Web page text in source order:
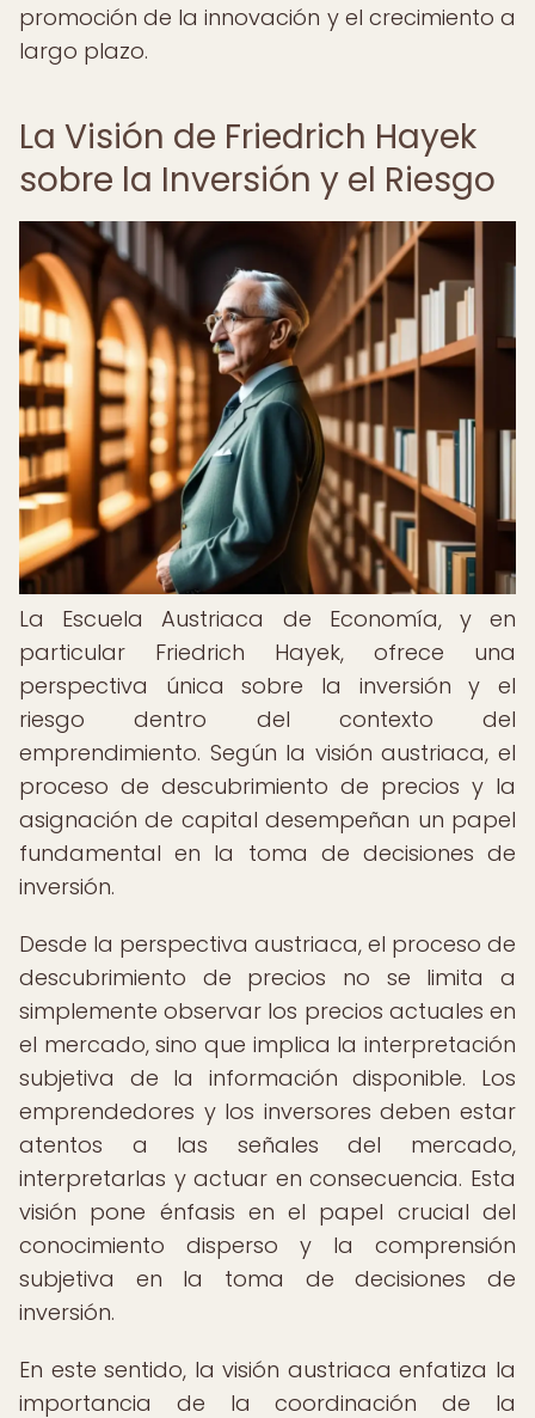
promoción de la innovación y el crecimiento a
largo plazo.
La Visión de Friedrich Hayek
sobre la Inversión y el Riesgo
La Escuela Austriaca de Economía, y en
particular Friedrich Hayek, ofrece una
perspectiva única sobre la inversión y el
riesgo dentro del contexto del
emprendimiento. Según la visión austriaca, el
proceso de descubrimiento de precios y la
asignación de capital desempeñan un papel
fundamental en la toma de decisiones de
inversión.
Desde la perspectiva austriaca, el proceso de
descubrimiento de precios no se limita a
simplemente observar los precios actuales en
el mercado, sino que implica la interpretación
subjetiva de la información disponible. Los
emprendedores y los inversores deben estar
atentos a las señales del mercado,
interpretarlas y actuar en consecuencia. Esta
visión pone énfasis en el papel crucial del
conocimiento disperso y la comprensión
subjetiva en la toma de decisiones de
inversión.
En este sentido, la visión austriaca enfatiza la
importancia de la coordinación de la